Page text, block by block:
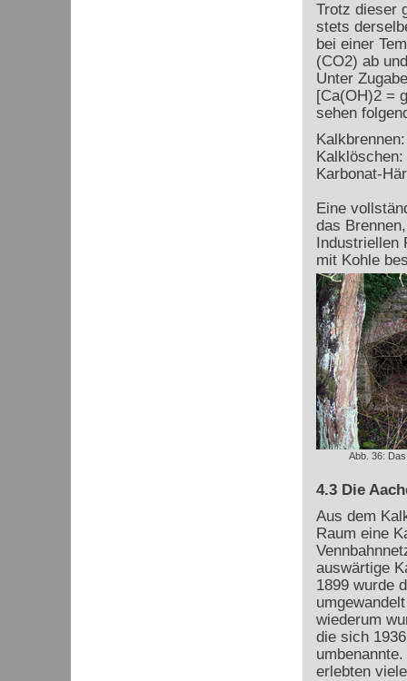
Trotz dieser
stets
bei einer
(CO2) ab
Unter
[Ca(OH)2=
sehen
Karbonat-
Eine
das
Industriellen
mit Kohle
Abb. 36:
4.3 Die
Aus dem
Raum eine
auswärtige
1899 wurde
wiederum
die sich
erlebten